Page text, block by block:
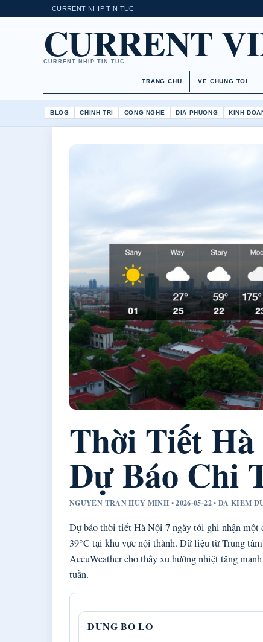
CURRENT NHIP TIN TUC
CURRENT
CURRENT NHIP TIN TUC
TRANG CHU VE CHUNG TOI
BLOG CHINH TRI CONG NGHE DIA PHUONG KINH
Thời Tiết Hà
Dự Báo Chi
NGUYEN TRAN HUY MINH • 2026-05-22 • DA KIEM
Dự báo thời tiết Hà Nội 7 ngày tới ghi nhận một
39°C tại khu vực nội thành. Dữ liệu từ Trung
AccuWeather cho thấy xu hướng nhiệt tăng
tuần.
DUNG BO LO